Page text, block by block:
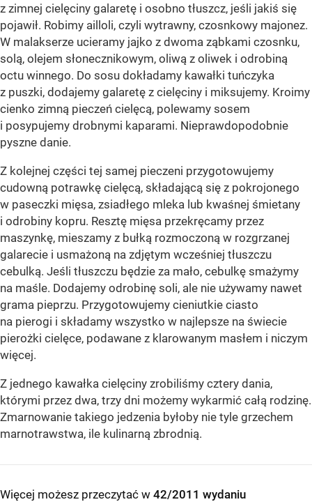
z zimnej cielęciny galaretę i osobno tłuszcz, jeśli jakiś się
pojawił. Robimy ailloli, czyli wytrawny, czosnkowy majonez.
W malakserze ucieramy jajko z dwoma ząbkami czosnku,
solą, olejem słonecznikowym, oliwą z oliwek i odrobiną
octu winnego. Do sosu dokładamy kawałki tuńczyka
z puszki, dodajemy galaretę z cielęciny i miksujemy. Kroimy
cienko zimną pieczeń cielęcą, polewamy sosem
i posypujemy drobnymi kaparami. Nieprawdopodobnie
pyszne danie.
Z kolejnej części tej samej pieczeni przygotowujemy
cudowną potrawkę cielęcą, składającą się z pokrojonego
w paseczki mięsa, zsiadłego mleka lub kwaśnej śmietany
i odrobiny kopru. Resztę mięsa przekręcamy przez
maszynkę, mieszamy z bułką rozmoczoną w rozgrzanej
galarecie i usmażoną na zdjętym wcześniej tłuszczu
cebulką. Jeśli tłuszczu będzie za mało, cebulkę smażymy
na maśle. Dodajemy odrobinę soli, ale nie używamy nawet
grama pieprzu. Przygotowujemy cieniutkie ciasto
na pierogi i składamy wszystko w najlepsze na świecie
pierożki cielęce, podawane z klarowanym masłem i niczym
więcej.
Z jednego kawałka cielęciny zrobiliśmy cztery dania,
którymi przez dwa, trzy dni możemy wykarmić całą rodzinę.
Zmarnowanie takiego jedzenia byłoby nie tyle grzechem
marnotrawstwa, ile kulinarną zbrodnią.
Więcej możesz przeczytać w 42/2011 wydaniu